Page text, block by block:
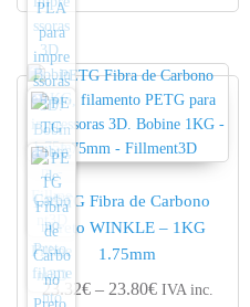
PETG Fibra de Carbono
Preto WINKLE – 1KG
1.75mm
23.32€ – 23.80€Price range:
IVA inc.